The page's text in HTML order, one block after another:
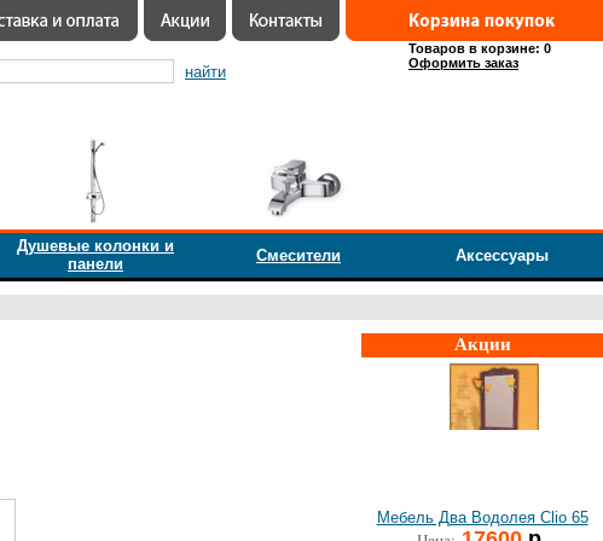
найти
Товаров в корзине: 0
Оформить заказ
Душевые колонки и
панели
Смесители Аксессуары
Акции
Мебель Два Водолея Clio 65